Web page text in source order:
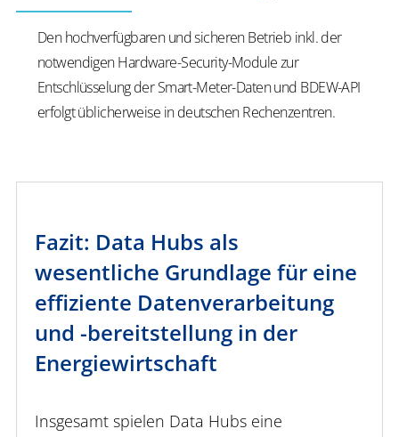
Den hochverfügbaren und sicheren Betrieb inkl. der
notwendigen Hardware-Security-Module zur
Entschlüsselung der Smart-Meter-Daten und BDEW-API
erfolgt üblicherweise in deutschen Rechenzentren.
Fazit: Data Hubs als
wesentliche Grundlage für eine
effiziente Datenverarbeitung
und -bereitstellung in der
Energiewirtschaft
Insgesamt spielen Data Hubs eine